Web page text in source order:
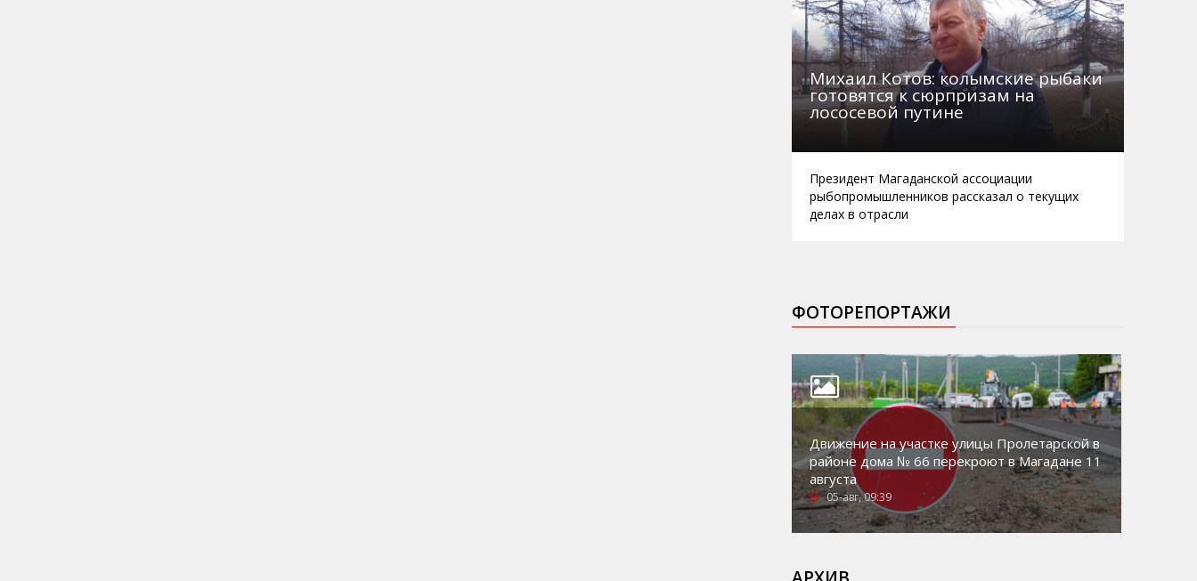
Михаил Котов: колымские рыбаки
готовятся к сюрпризам на
лососевой путине
Президент Магаданской ассоциации
рыбопромышленников рассказал о текущих
делах в отрасли
ФОТОРЕПОРТАЖИ
Движение на участке улицы Пролетарской в
районе дома № 66 перекроют в Магадане 11
августа
05-авг, 09:39